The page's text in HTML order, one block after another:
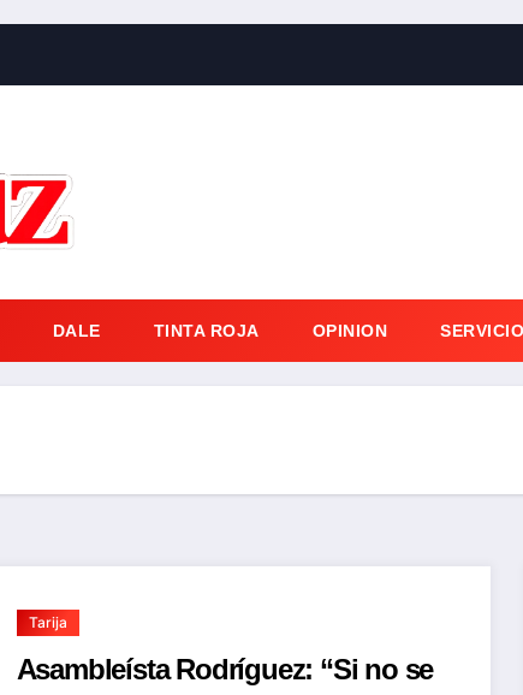
DALE TINTA ROJA OPINION
Tarija
Asambleísta Rodríguez: “Si no se